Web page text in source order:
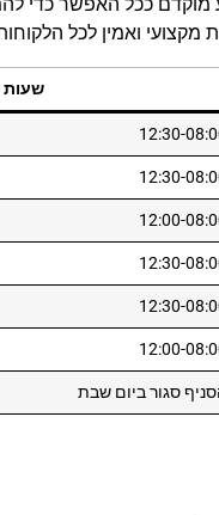
מקצועי ואמין לכל
שעות
12:30-
12:30-
12:00-
12:30-
12:30-
12:00-
סגור ביום שבת